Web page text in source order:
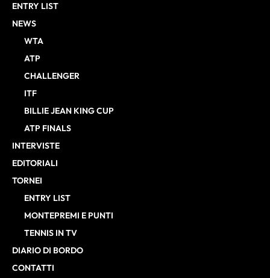
ENTRY LIST
NEWS
WTA
ATP
CHALLENGER
ITF
BILLIE JEAN KING CUP
ATP FINALS
INTERVISTE
EDITORIALI
TORNEI
ENTRY LIST
MONTEPREMI E PUNTI
TENNIS IN TV
DIARIO DI BORDO
CONTATTI